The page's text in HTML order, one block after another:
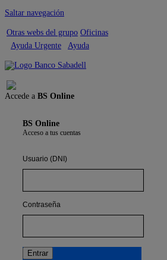
Saltar navegación
Otras webs del grupo Oficinas
Ayuda Urgente
Ayuda
Accede a BS Online
BS Online
Acceso a tus cuentas
Usuario (DNI)
Contraseña